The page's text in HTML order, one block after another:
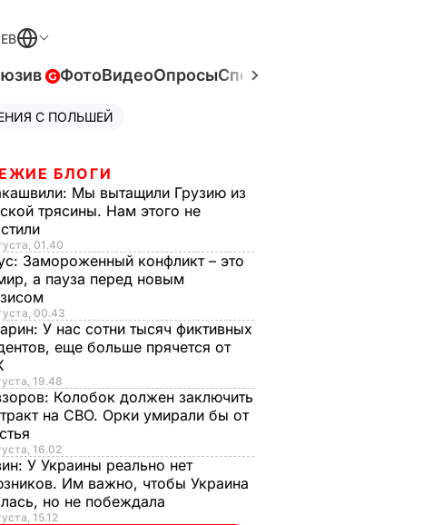
ФотоВидеоОпросыСпецпроекты
С ПОЛЬШЕЙ
БЛОГИ
Мы вытащили Грузию из
трясины. Нам этого не
01.40
Замороженный конфликт – это
а пауза перед новым
00.43
У нас сотни тысяч фиктивных
еще больше прячется от
19.48
Колобок должен заключить
на СВО. Орки умирали бы от
16.02
У Украины реально нет
Им важно, чтобы Украина
но не побеждала
15.12